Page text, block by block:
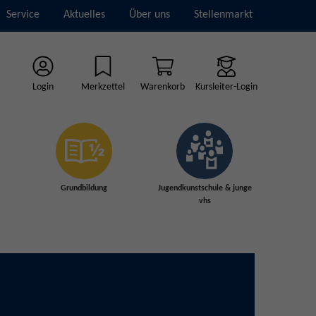
Service Aktuelles Über uns Stellenmarkt
Login Merkzettel Warenkorb Kursleiter-Login
Grundbildung
Jugendkunstschule & junge
vhs